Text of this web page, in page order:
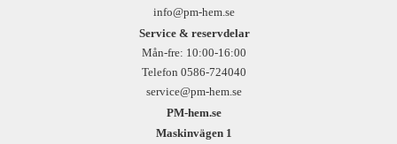
info@pm-hem.se
Service & reservdelar
Mån-fre: 10:00-16:00
Telefon 0586-724040
service@pm-hem.se
PM-hem.se
Maskinvägen 1